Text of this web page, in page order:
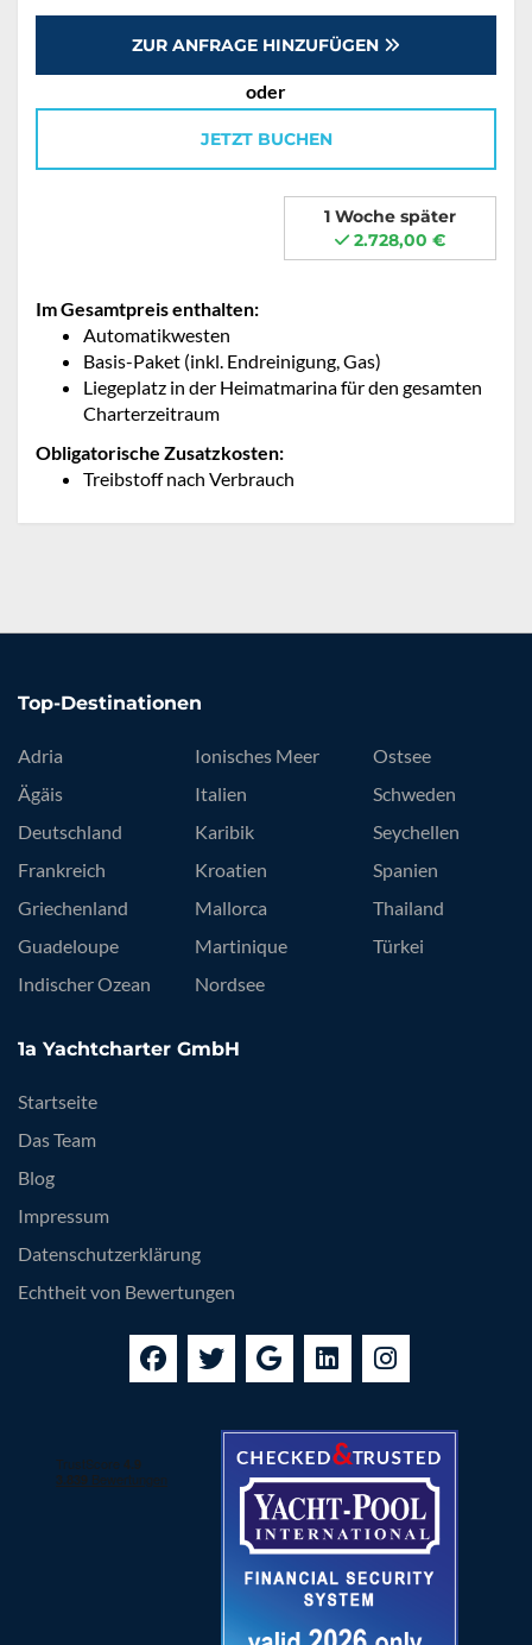
ZUR ANFRAGE HINZUFÜGEN
oder
JETZT BUCHEN
1 Woche später
2.728,00 €
Im Gesamtpreis enthalten:
Automatikwesten
Basis-Paket (inkl. Endreinigung, Gas)
Liegeplatz in der Heimatmarina für den gesamten
Charterzeitraum
Obligatorische Zusatzkosten:
Treibstoff nach Verbrauch
Top-Destinationen
Adria
Ägäis
Deutschland
Frankreich
Griechenland
Guadeloupe
Indischer Ozean
Ionisches Meer
Italien
Karibik
Kroatien
Mallorca
Martinique
Nordsee
Ostsee
Schweden
Seychellen
Spanien
Thailand
Türkei
1a Yachtcharter GmbH
Startseite
Das Team
Blog
Impressum
Datenschutzerklärung
Echtheit von Bewertungen